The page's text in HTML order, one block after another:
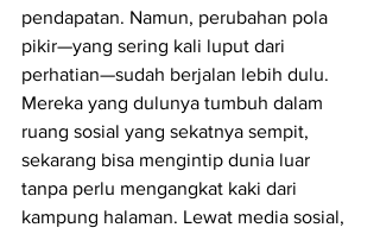
pendapatan. Namun, perubahan pola
pikir—yang sering kali luput dari
perhatian—sudah berjalan lebih dulu.
Mereka yang dulunya tumbuh dalam
ruang sosial yang sekatnya sempit,
sekarang bisa mengintip dunia luar
tanpa perlu mengangkat kaki dari
kampung halaman. Lewat media sosial,